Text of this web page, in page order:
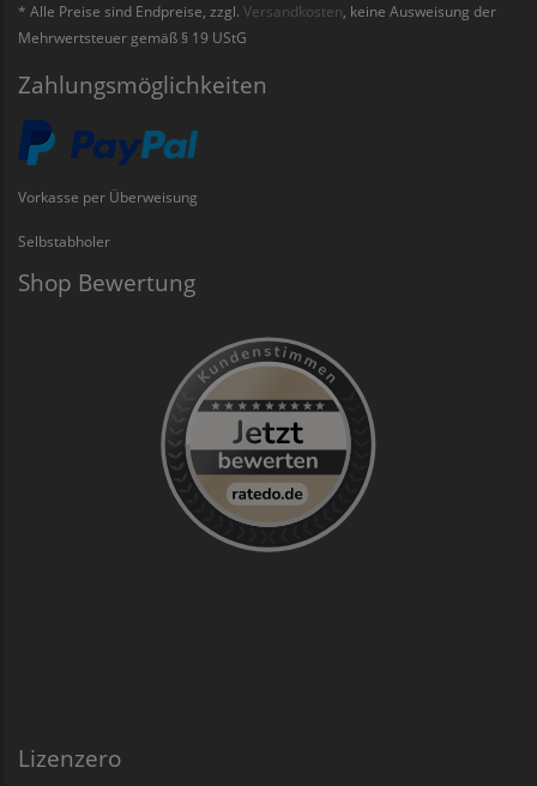
* Alle Preise sind Endpreise, zzgl. Versandkosten , keine Ausweisung der
Mehrwertsteuer gemäß § 19 UStG
Zahlungsmöglichkeiten
Vorkasse per Überweisung
Selbstabholer
Shop Bewertung
Lizenzero